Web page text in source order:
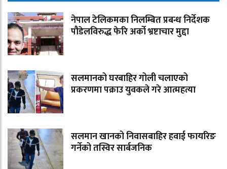
नेपाल टेलिकमका निलम्बित प्रबन्ध निर्देशक
पौडेलविरुद्ध फेरि अर्को भ्रष्टाचार मुद्दा
सलमानको घरबाहिर गोली चलाएको
प्रकरणमा पक्राउ युवकले गरे आत्महत्या
सलमान खानको निवासबाहिर हवाई फायरिङ
गर्नेको तस्विर सार्बजनिक